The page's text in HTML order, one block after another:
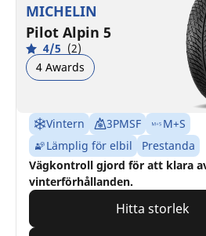
MICHELIN
Pilot Alpin 5
4/5 (2)
4 Awards
Vintern 3PMSF
M+S
Lämplig för elbil
Prestanda
Vägkontroll gjord för att klara
vinterförhållanden.
Hitta storlek